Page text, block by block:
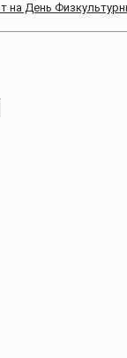
на День